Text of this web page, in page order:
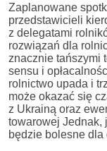
Zaplanowane
przedstawicieli
z delegatami
rozwiązań dla
znacznie tańszymi
sensu i
rolnictwo upada i
może okazać się
z Ukrainą oraz
towarowej Jednak,
będzie bolesne dla